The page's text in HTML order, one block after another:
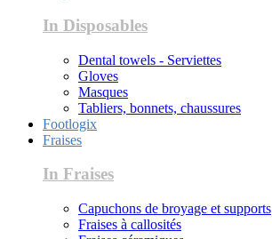
In Disposables
Dental towels - Serviettes
Gloves
Masques
Tabliers, bonnets, chaussures
Footlogix
Fraises
In Fraises
Capuchons de broyage et supports
Fraises à callosités